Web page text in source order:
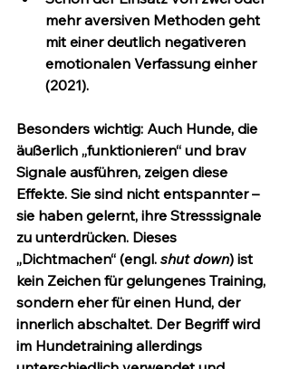
mehr aversiven Methoden geht
mit einer deutlich negativeren
emotionalen Verfassung einher
(2021).
Besonders wichtig: Auch Hunde, die
äußerlich „funktionieren“ und brav
Signale ausführen, zeigen diese
Effekte. Sie sind nicht entspannter –
sie haben gelernt, ihre Stresssignale
zu unterdrücken. Dieses
„Dichtmachen“ (engl. shut down) ist
kein Zeichen für gelungenes Training,
sondern eher für einen Hund, der
innerlich abschaltet. Der Begriff wird
im Hundetraining allerdings